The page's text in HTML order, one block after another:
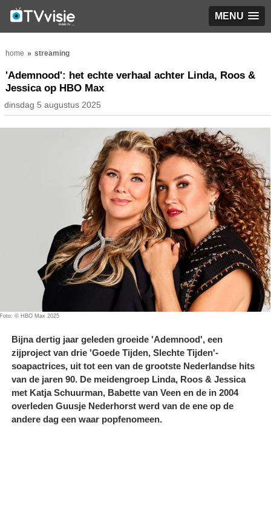
MENU
home streaming
'Ademnood': het echte verhaal achter Linda, Roos &
Jessica op HBO Max
dinsdag 5 augustus 2025
Foto: © HBO Max 2025
Bijna dertig jaar geleden groeide 'Ademnood', een
zijproject van drie 'Goede Tijden, Slechte Tijden'-
soapactrices, uit tot een van de grootste Nederlandse hits
van de jaren 90. De meidengroep Linda, Roos & Jessica
met Katja Schuurman, Babette van Veen en de in 2004
overleden Guusje Nederhorst werd van de ene op de
andere dag een waar popfenomeen.